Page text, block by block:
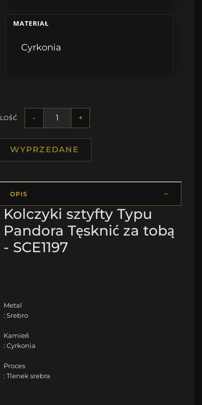
MATERIAŁ
Cyrkonia
- +
WYPRZEDANE
OPIS
Kolczyki sztyfty Typu
Pandora Tęsknić za tobą
- SCE1197
Metal
: Srebro
Kamień
: Cyrkonia
Proces
: Tlenek srebra